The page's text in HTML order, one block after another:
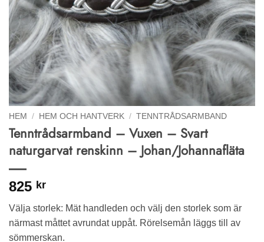
HEM / HEM OCH HANTVERK / TENNTRÅDSARMBAND
Tenntrådsarmband – Vuxen – Svart
naturgarvat renskinn – Johan/Johannafläta
825 kr
Välja storlek: Mät handleden och välj den storlek som är
närmast måttet avrundat uppåt. Rörelsemån läggs till av
sömmerskan.